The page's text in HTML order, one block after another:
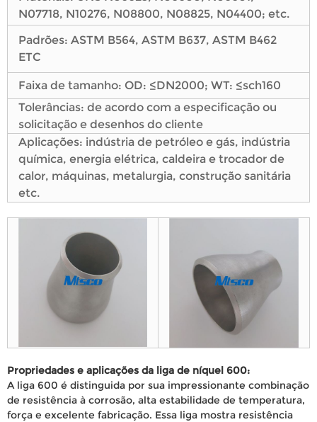
N07718, N10276, N08800, N08825, N04400; etc.
Padrões: ASTM B564, ASTM B637, ASTM B462
ETC
Faixa de tamanho: OD: ≤DN2000; WT: ≤sch160
Tolerâncias: de acordo com a especificação ou
solicitação e desenhos do cliente
Aplicações: indústria de petróleo e gás, indústria
química, energia elétrica, caldeira e trocador de
calor, máquinas, metalurgia, construção sanitária
etc.
Propriedades e aplicações da liga de níquel 600:
A liga 600 é distinguida por sua impressionante combinação
de resistência à corrosão, alta estabilidade de temperatura,
força e excelente fabricação. Essa liga mostra resistência